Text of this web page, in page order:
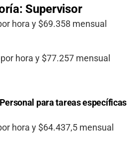
Supervisor
hora y $69.358 mensual
hora y $77.257 mensual
para tareas específicas
hora y $64.437,5 mensual